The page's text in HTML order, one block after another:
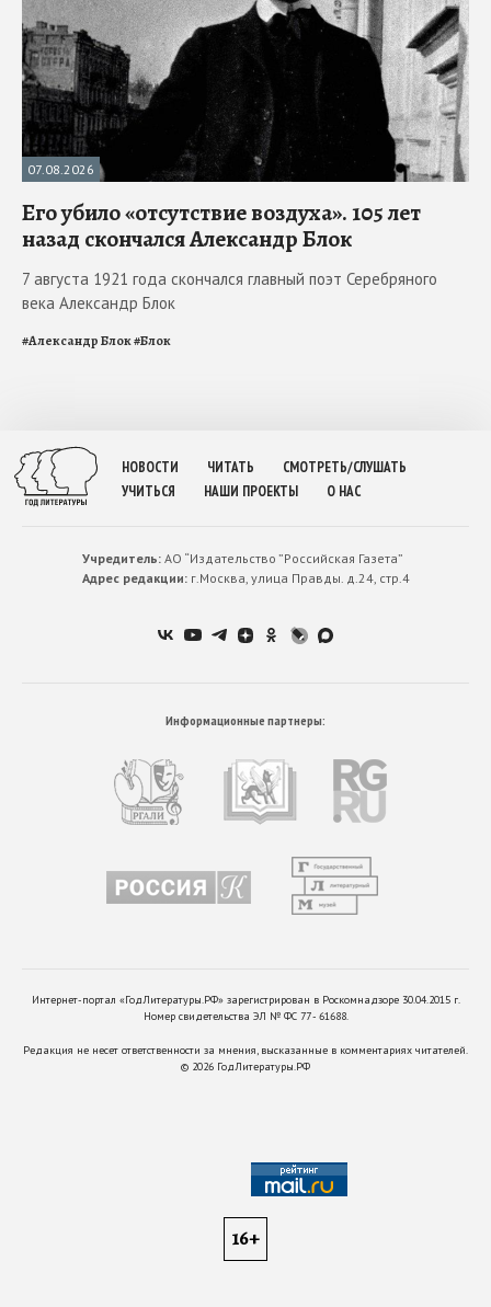
07.08.2026
Его убило «отсутствие воздуха». 105 лет
назад скончался Александр Блок
7 августа 1921 года скончался главный поэт Серебряного
века Александр Блок
#Александр Блок#Блок
НОВОСТИ ЧИТАТЬ
СМОТРЕТЬ/СЛУШАТЬ
УЧИТЬСЯ
НАШИ ПРОЕКТЫ О НАС
Учредитель:АО “Издательство ”Российская Газета”
Адрес редакции:г.Москва, улица Правды. д.24, стр.4
Информационные партнеры:
Интернет-портал «ГодЛитературы.РФ» зарегистрирован в Роскомнадзоре 30.04.2015 г.
Номер свидетельства ЭЛ № ФС 77 - 61688.
Редакция не несет ответственности за мнения, высказанные в комментариях читателей.
© 2026 ГодЛитературы.РФ
16+